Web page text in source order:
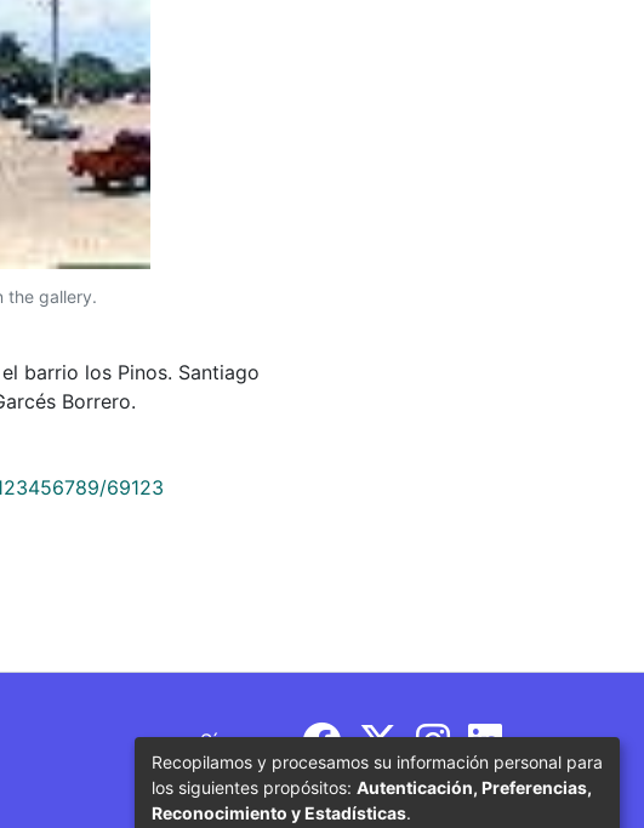
the gallery.
barrio los Pinos. Santiago
Borrero.
69123
Síguenos
Recopilamos y procesamos su información personal para
los siguientes propósitos: Autenticación, Preferencias,
Reconocimiento y Estadísticas.